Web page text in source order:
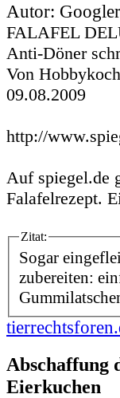
Autor:
FALAFEL
Anti-Döner
Von
09.08.2009
http://
Auf spiegel.de
Falafelrezept.
Zitat:
Sogar
zubereiten:
Abschaffung
Eierkuchen